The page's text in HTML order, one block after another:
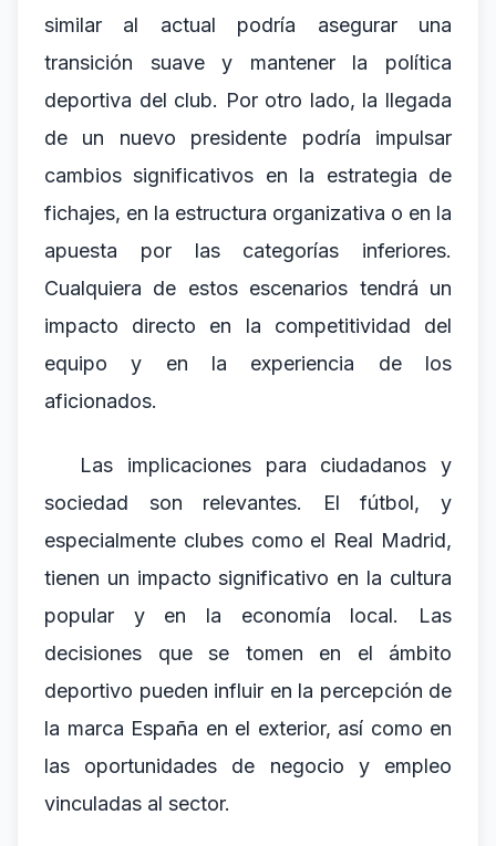
similar al actual podría asegurar una
transición suave y mantener la política
deportiva del club. Por otro lado, la llegada
de un nuevo presidente podría impulsar
cambios significativos en la estrategia de
fichajes, en la estructura organizativa o en la
apuesta por las categorías inferiores.
Cualquiera de estos escenarios tendrá un
impacto directo en la competitividad del
equipo y en la experiencia de los
aficionados.
Las implicaciones para ciudadanos y
sociedad son relevantes. El fútbol, y
especialmente clubes como el Real Madrid,
tienen un impacto significativo en la cultura
popular y en la economía local. Las
decisiones que se tomen en el ámbito
deportivo pueden influir en la percepción de
la marca España en el exterior, así como en
las oportunidades de negocio y empleo
vinculadas al sector.